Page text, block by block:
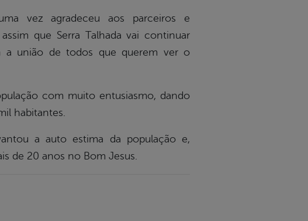
vez agradeceu aos parceiros e
que Serra Talhada vai continuar
a união de todos que querem ver o
com muito entusiasmo, dando
habitantes.
a auto estima da população e,
de 20 anos no Bom Jesus.